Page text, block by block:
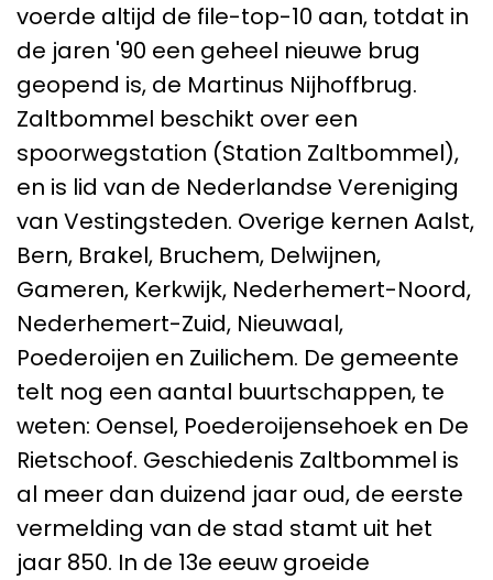
voerde altijd de file-top-10 aan, totdat in
de jaren '90 een geheel nieuwe brug
geopend is, de Martinus Nijhoffbrug.
Zaltbommel beschikt over een
spoorwegstation (Station Zaltbommel),
en is lid van de Nederlandse Vereniging
van Vestingsteden. Overige kernen Aalst,
Bern, Brakel, Bruchem, Delwijnen,
Gameren, Kerkwijk, Nederhemert-Noord,
Nederhemert-Zuid, Nieuwaal,
Poederoijen en Zuilichem. De gemeente
telt nog een aantal buurtschappen, te
weten: Oensel, Poederoijensehoek en De
Rietschoof. Geschiedenis Zaltbommel is
al meer dan duizend jaar oud, de eerste
vermelding van de stad stamt uit het
jaar 850. In de 13e eeuw groeide